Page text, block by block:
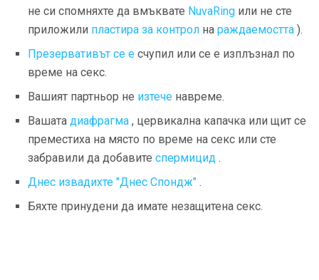
не си спомняхте да вмъквате NuvaRing или не сте
приложили пластира за контрол на раждаемостта ).
Презервативът се е счупил или се е изплъзнал по
време на секс.
Вашият партньор не изтече навреме.
Вашата диафрагма , цервикална капачка или щит се
преместиха на място по време на секс или сте
забравили да добавите спермицид .
Днес извадихте "Днес Спондж" .
Бяхте принудени да имате незащитена секс.